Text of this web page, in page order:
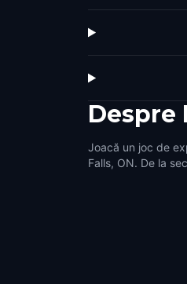
Despre
Joacă un joc de
Falls, ON. De la